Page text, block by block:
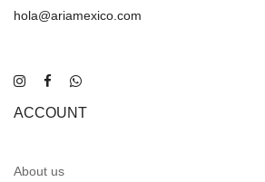
hola@ariamexico.com
ACCOUNT
About us